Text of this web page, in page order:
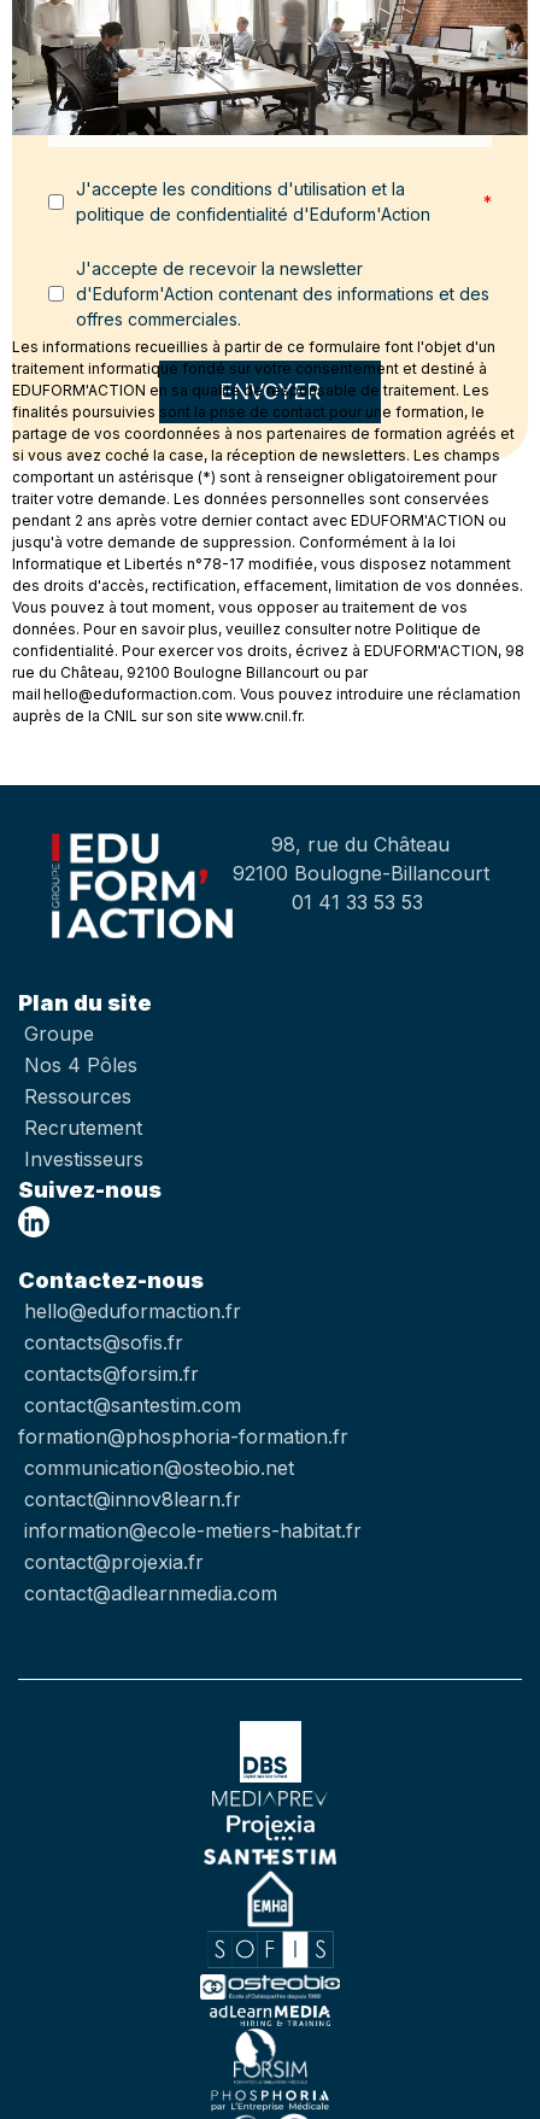
Message
J'accepte les conditions d'utilisation et la
politique de confidentialité d'Eduform'Action
*
J'accepte de recevoir la newsletter
d'Eduform'Action contenant des informations et des
offres commerciales.
ENVOYER
Les informations recueillies à partir de ce formulaire font l'objet d'un
traitement informatique fondé sur votre consentement et destiné à
EDUFORM'ACTION en sa qualité de responsable de traitement. Les
finalités poursuivies sont la prise de contact pour une formation, le
partage de vos coordonnées à nos partenaires de formation agréés et
si vous avez coché la case, la réception de newsletters. Les champs
comportant un astérisque (*) sont à renseigner obligatoirement pour
traiter votre demande. Les données personnelles sont conservées
pendant 2 ans après votre dernier contact avec EDUFORM'ACTION ou
jusqu'à votre demande de suppression. Conformément à la loi
Informatique et Libertés n°78-17 modifiée, vous disposez notamment
des droits d'accès, rectification, effacement, limitation de vos données.
Vous pouvez à tout moment, vous opposer au traitement de vos
données. Pour en savoir plus, veuillez consulter notre Politique de
confidentialité. Pour exercer vos droits, écrivez à EDUFORM'ACTION, 98
rue du Château, 92100 Boulogne Billancourt ou par
mail hello@eduformaction.com. Vous pouvez introduire une réclamation
auprès de la CNIL sur son site www.cnil.fr.
98, rue du Château
92100 Boulogne-Billancourt
01 41 33 53 53
Plan du site
Groupe
Nos 4 Pôles
Ressources
Recrutement
Investisseurs
Suivez-nous
Contactez-nous
hello@eduformaction.fr
contacts@sofis.fr
contacts@forsim.fr
contact@santestim.com
formation@phosphoria-formation.fr
communication@osteobio.net
contact@innov8learn.fr
information@ecole-metiers-habitat.fr
contact@projexia.fr
contact@adlearnmedia.com